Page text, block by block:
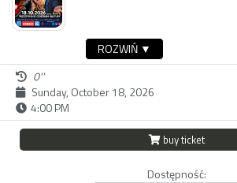
ROZWIŃ ▼
0''
Sunday, October 18, 2026
4:00 PM
buy ticket
Dostępność: